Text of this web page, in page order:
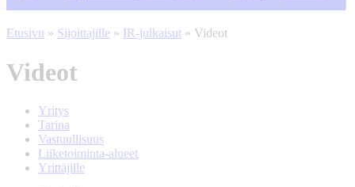
Etusivu » Sijoittajille » IR-julkaisut » Videot
Videot
Yritys
Tarina
Vastuullisuus
Liiketoiminta-alueet
Yrittäjille